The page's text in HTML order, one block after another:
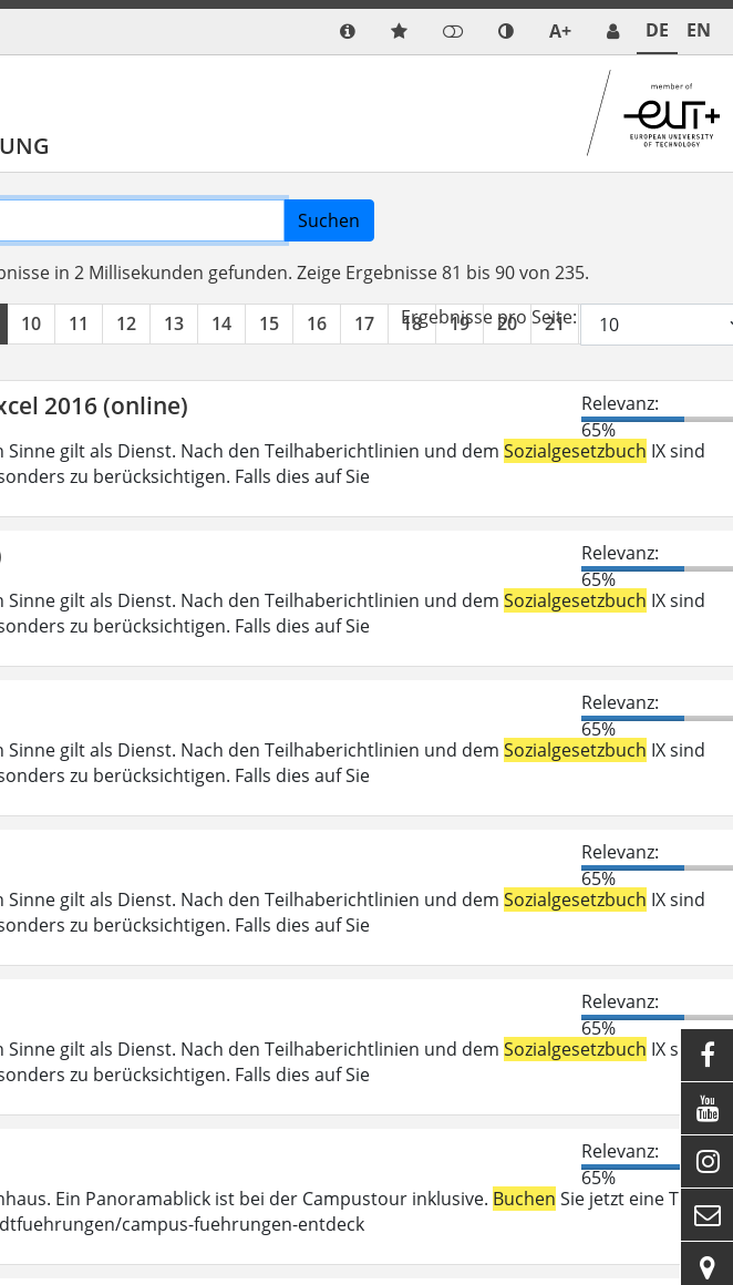
A+ DE EN
Suchen
in 2 Millisekunden gefunden. Zeige Ergebnisse 81 bis 90 von 235.
10 11 12 13 14 15 16 17 18 19 20 21 22
Ergebnisse pro Seite:
2016 (online)
Relevanz:
65%
gilt als Dienst. Nach den Teilhaberichtlinien und dem Sozialgesetzbuch IX sind
zu berücksichtigen. Falls dies auf Sie
Relevanz:
65%
gilt als Dienst. Nach den Teilhaberichtlinien und dem Sozialgesetzbuch IX sind
zu berücksichtigen. Falls dies auf Sie
Relevanz:
65%
gilt als Dienst. Nach den Teilhaberichtlinien und dem Sozialgesetzbuch IX sind
zu berücksichtigen. Falls dies auf Sie
Relevanz:
65%
gilt als Dienst. Nach den Teilhaberichtlinien und dem Sozialgesetzbuch IX sind
zu berücksichtigen. Falls dies auf Sie
Relevanz:
65%
gilt als Dienst. Nach den Teilhaberichtlinien und dem Sozialgesetzbuch IX sind
zu berücksichtigen. Falls dies auf Sie
Relevanz:
65%
Ein Panoramablick ist bei der Campustour inklusive. Buchen Sie jetzt eine Tour:
campus-fuehrungen-entdeck




